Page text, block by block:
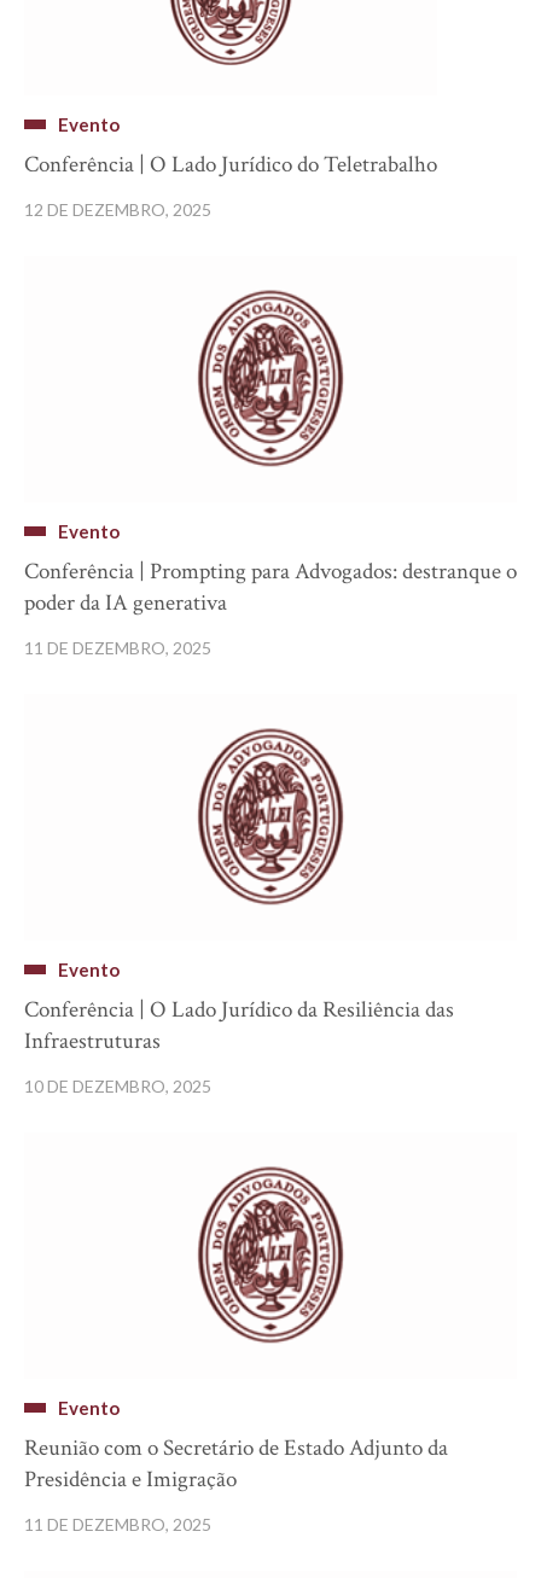
Evento
Conferência | O Lado Jurídico do Teletrabalho
12 DE DEZEMBRO, 2025
Evento
Conferência | Prompting para Advogados: destranque o
poder da IA generativa
11 DE DEZEMBRO, 2025
Evento
Conferência | O Lado Jurídico da Resiliência das
Infraestruturas
10 DE DEZEMBRO, 2025
Evento
Reunião com o Secretário de Estado Adjunto da
Presidência e Imigração
11 DE DEZEMBRO, 2025